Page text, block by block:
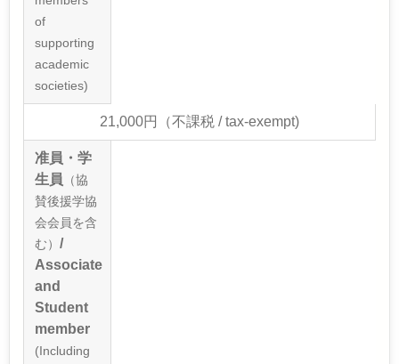
of
supporting
academic
societies)
21,000円（不課税 / tax-exempt)
准員・学
生員 （協
賛後援学協
会会員を含
む） /
Associate
and
Student
member
(Including